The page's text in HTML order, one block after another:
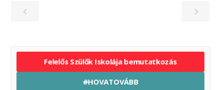
Felelős Szülők Iskolája bemutatkozás
#HOVATOVÁBB